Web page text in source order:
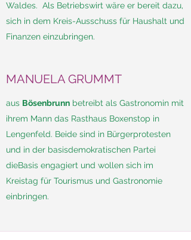
Waldes. Als Betriebswirt wäre er bereit dazu,
sich in dem Kreis-Ausschuss für Haushalt und
Finanzen einzubringen.
MANUELA GRUMMT
aus Bösenbrunn betreibt als Gastronomin mit
ihrem Mann das Rasthaus Boxenstop in
Lengenfeld. Beide sind in Bürgerprotesten
und in der basisdemokratischen Partei
dieBasis engagiert und wollen sich im
Kreistag für Tourismus und Gastronomie
einbringen.